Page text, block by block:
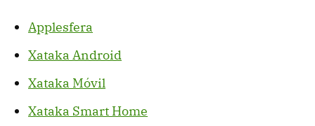
Applesfera
Xataka Android
Xataka Móvil
Xataka Smart Home